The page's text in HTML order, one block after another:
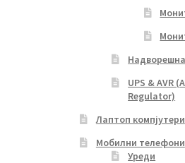
UPS & AVR
Regulator)
Лаптоп компјутери
Мобилни телефони
Уреди